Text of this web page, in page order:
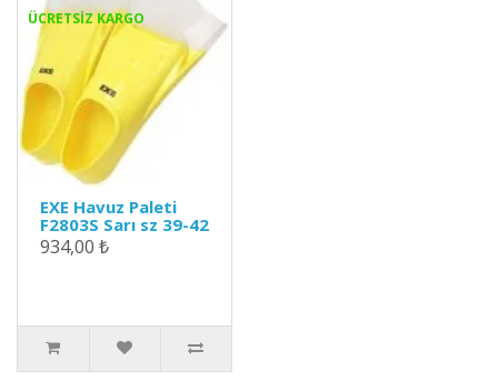
ÜCRETSİZ KARGO
EXE Havuz Paleti
F2803S Sarı sz 39-42
934,00 ₺